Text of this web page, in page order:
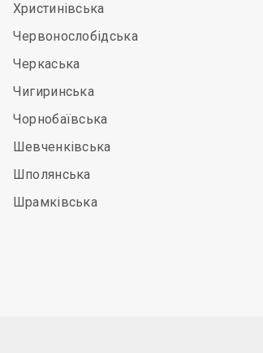
Христинівська
Червонослобідська
Черкаська
Чигиринська
Чорнобаївська
Шевченківська
Шполянська
Шрамківська